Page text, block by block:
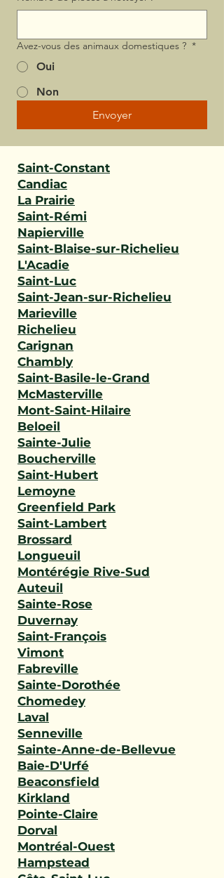
Avez-vous des animaux domestiques ? *
Oui
Non
Envoyer
Saint-Constant
Candiac
La Prairie
Saint-Rémi
Napierville
Saint-Blaise-sur-Richelieu
L'Acadie
Saint-Luc
Saint-Jean-sur-Richelieu
Marieville
Richelieu
Carignan
Chambly
Saint-Basile-le-Grand
McMasterville
Mont-Saint-Hilaire
Beloeil
Sainte-Julie
Boucherville
Saint-Hubert
Lemoyne
Greenfield Park
Saint-Lambert
Brossard
Longueuil
Montérégie Rive-Sud
Auteuil
Sainte-Rose
Duvernay
Saint-François
Vimont
Fabreville
Sainte-Dorothée
Chomedey
Laval
Senneville
Sainte-Anne-de-Bellevue
Baie-D'Urfé
Beaconsfield
Kirkland
Pointe-Claire
Dorval
Montréal-Ouest
Hampstead